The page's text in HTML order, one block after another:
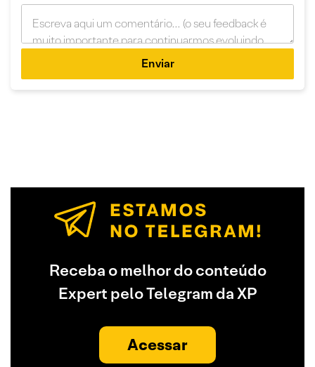
Enviar
Receba o melhor do conteúdo
Expert pelo Telegram da XP
Acessar